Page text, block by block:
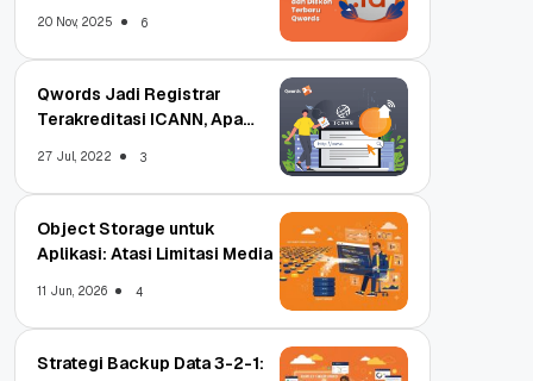
20 Nov, 2025 6
Qwords Jadi Registrar
Terakreditasi ICANN, Apa
27 Jul, 2022 3
Object Storage untuk
Aplikasi: Atasi Limitasi Media
11 Jun, 2026 4
Strategi Backup Data 3-2-1: